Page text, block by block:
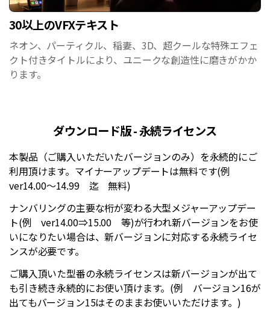
30以上のVFXテキスト
ネオン、パーティクル、稲妻、3D、超クールな特殊エフェ
クト付きタイトルにより、ユニークな創造性に磨きがかか
ります。
ダウンロード版 - 永続ライセンス
本製品（ご購入いただいたバージョンのみ）を永続的にご
利用頂けます。マイナーアップデートは無料です(例
ver14.00～14.99 迄 無料)
ナンバリングの主要な桁が変わる大型メジャーアップデー
ト(例 ver14.00⇒15.00 等)が行われ新バージョンをお使
いになりたい場合は、新バージョンに対応する永続ライセ
ンスが必要です。
ご購入頂いた型番の永続ライセンスは新バージョンが出て
も引き続き永続的にお使い頂けます。(例 バージョン16が
出てもバージョン15はそのままお使いいただけます。)